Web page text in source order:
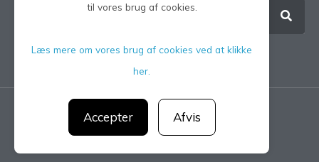
Privatlivspolitik
CGM 2021 ©​ | All Rights Reserved
til vores brug af cookies.
Læs mere om vores brug af cookies ved at klikke
her.
Accepter Afvis